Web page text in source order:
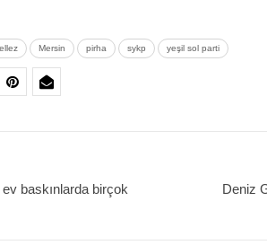
Mersin pirha sykp yeşil sol parti
baskınlarda birçok
Deniz